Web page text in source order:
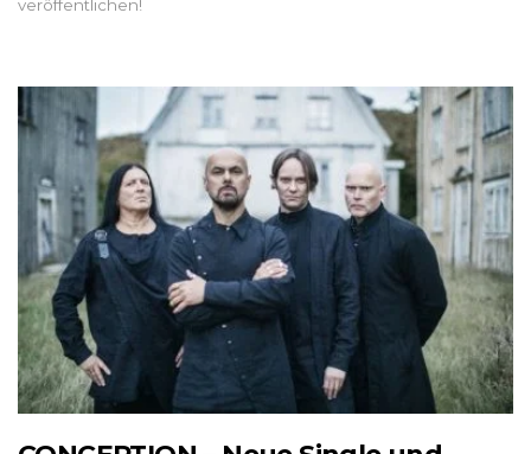
veröffentlichen!